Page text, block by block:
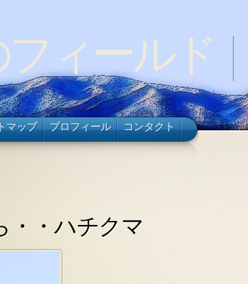
ィールド
マップ プロフィール コンタクト
・・ハチクマ